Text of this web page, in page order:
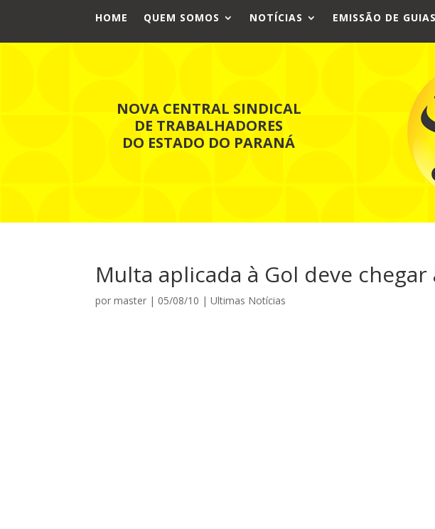
HOME QUEM SOMOS NOTÍCIAS EMISSÃO DE GUIAS
NOVA CENTRAL SINDICAL
DE TRABALHADORES
DO ESTADO DO PARANÁ
Multa aplicada à Gol deve chegar
pormaster | 05/08/10 |Ultimas Notícias